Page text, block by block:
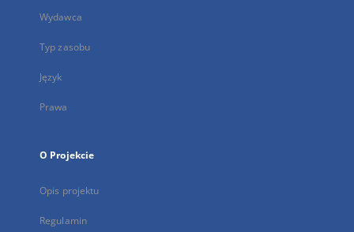
Wydawca
Typ zasobu
Język
Prawa
O Projekcie
Opis projektu
Regulamin